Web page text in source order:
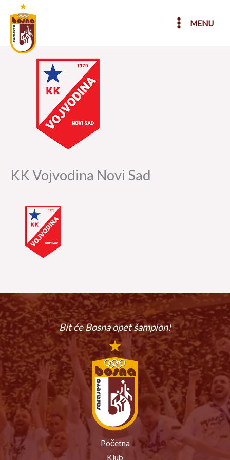
content
MENU
KK Vojvodina Novi Sad
Bit će Bosnaopet šampion!
Početna
Klub